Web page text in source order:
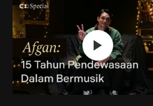
INTEREST
No
Cidulang